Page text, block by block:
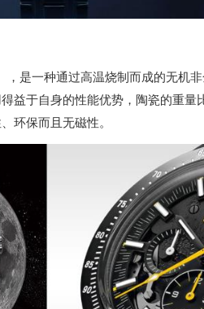
是一种通过高温烧制而成的无机
益于自身的性能优势，陶瓷的重
环保而且无磁性。